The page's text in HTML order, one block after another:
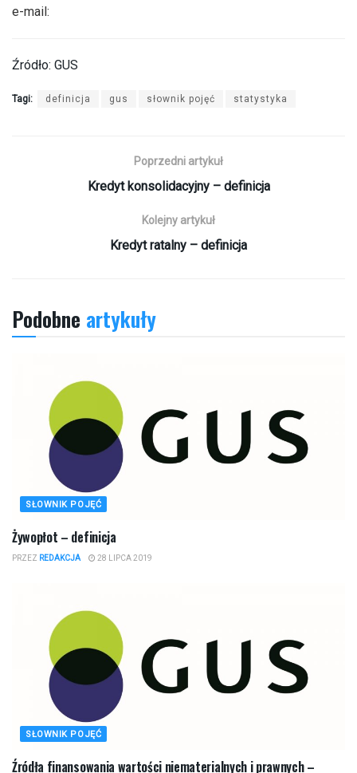
e-mail:
Źródło: GUS
Tagi: definicja gus słownik pojęć statystyka
Poprzedni artykuł
Kredyt konsolidacyjny – definicja
Kolejny artykuł
Kredyt ratalny – definicja
Podobne artykuły
SŁOWNIK POJĘĆ
Żywopłot – definicja
PRZEZ REDAKCJA 28 LIPCA 2019
SŁOWNIK POJĘĆ
Źródła finansowania wartości niematerialnych i prawnych –